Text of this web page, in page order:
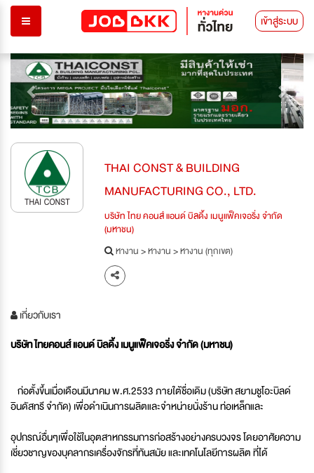
เข้าสู่ระบบ
Previous Next
THAI CONST & BUILDING
MANUFACTURING CO., LTD.
บริษัท ไทย คอนส์ แอนด์ บิลดิ้ง เมนูแฟ็คเจอริ่ง จำกัด
(มหาชน)
หางาน>หางาน>หางาน (ทุกเขต)
เกี่ยวกับเรา
บริษัท ไทยคอนส์ แอนด์ บิลดิ้ง เมนูแฟ็คเจอริ่ง จำกัด (มหาชน)
ก่อตั้งขึ้นเมื่อเดือนมีนาคม พ.ศ.2533 ภายใต้ชื่อเดิม (บริษัท สยามชูโอะบิลด์
อินดัสทรี จำกัด) เพื่อดำเนินการผลิตและจำหน่ายนั่งร้าน ท่อเหล็กและ
อุปกรณ์อื่นๆเพื่อใช้ในอุตสาหกรรมการก่อสร้างอย่างครบวงจร โดยอาศัยความ
เชี่ยวชาญของบุคลากรเครื่องจักรที่ทันสมัย และเทคโนโลยีการผลิต ที่ได้